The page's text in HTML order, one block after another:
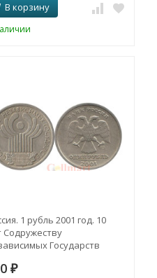
В корзину
1 рубль 2001 год. 10
Содружеству
Государств
₽